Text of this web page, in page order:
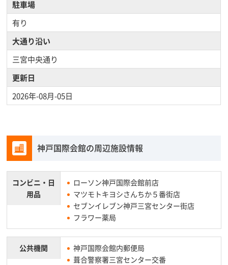
駐車場
有り
大通り沿い
三宮中央通り
更新日
2026年-08月-05日
神戸国際会館の周辺施設情報
コンビニ・ 日
用品
ローソン神戸国際会館前店
マツモトキヨシさんちか５番街店
セブンイレブン神戸三宮センター街店
フラワー薬局
公共機関
神戸国際会館内郵便局
葺合警察署三宮センター交番